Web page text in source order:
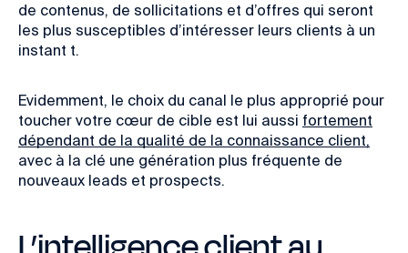
de contenus, de sollicitations et d’offres qui seront
les plus susceptibles d’intéresser leurs clients à un
instant t.
Evidemment, le choix du canal le plus approprié pour
toucher votre cœur de cible est lui aussi fortement
dépendant de la qualité de la connaissance client,
avec à la clé une génération plus fréquente de
nouveaux leads et prospects.